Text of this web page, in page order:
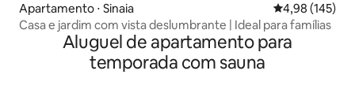
Apartamento ⋅ Sinaia 4,98 de uma
4,98 (145)
Casa e jardim com vista deslumbrante | Ideal para famílias
Aluguel de apartamento para
temporada com sauna